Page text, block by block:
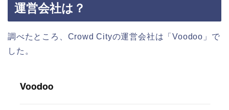
運営会社は？
調べたところ、Crowd Cityの運営会社は「Voodoo」で
した。